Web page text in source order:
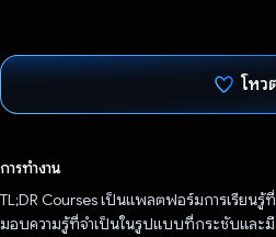
โหว
การทำงาน
TL;DR Courses เป็นแพลตฟอร์มการเรียน
มอบความรู้ที่จำเป็นในรูปแบบที่กระชับและมี